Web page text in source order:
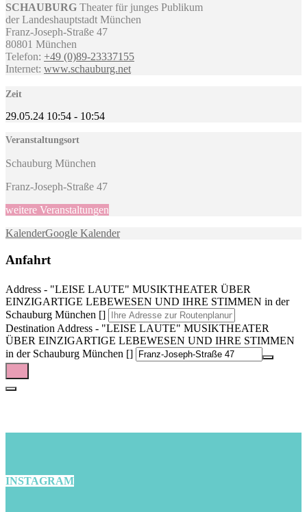
SCHAUBURG Theater für junges Publikum
der Landeshauptstadt München
Franz-Joseph-Straße 47
80801 München
Telefon: +49 (0)89-23337155
Internet: www.schauburg.net
Zeit
29.05.24 10:54 - 10:54
Veranstaltungsort
Schauburg München
Franz-Joseph-Straße 47
weitere Veranstaltungen
KalenderGoogle Kalender
Anfahrt
Address - "LEISE LAUTE" MUSIKTHEATER ÜBER
EINZIGARTIGE LEBEWESEN UND IHRE STIMMEN in der
Schauburg München []
Destination Address - "LEISE LAUTE" MUSIKTHEATER
ÜBER EINZIGARTIGE LEBEWESEN UND IHRE STIMMEN
in der Schauburg München []
INSTAGRAM